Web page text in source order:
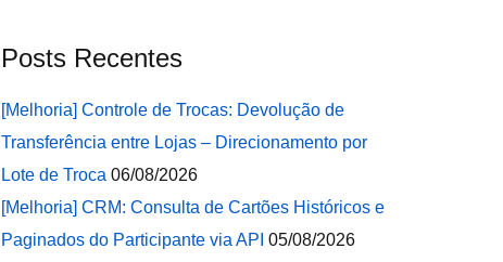
Posts Recentes
[Melhoria] Controle de Trocas: Devolução de
Transferência entre Lojas – Direcionamento por
Lote de Troca 06/08/2026
[Melhoria] CRM: Consulta de Cartões Históricos e
Paginados do Participante via API 05/08/2026